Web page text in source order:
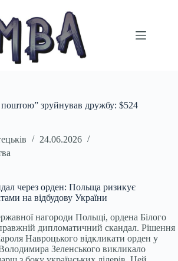
зруйнував дружбу: $524
24.06.2026
через орден: Польща ризикує
на відбудову України
нагороди Польщі, ордена Білого
дипломатичний скандал. Рішення
Навроцького відкликати орден у
Зеленського викликало